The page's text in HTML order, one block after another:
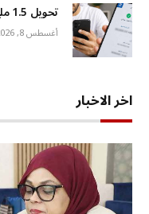
تحويل 1.5 مليون درهم بالخطأ إلى حساب زوجة المدير
أغسطس 8, 2026
اخر الاخبار